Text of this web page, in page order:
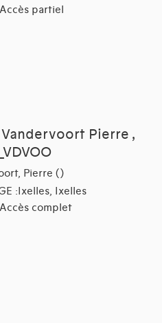
partiel
Pierre ,
Pierre ()
:Ixelles, Ixelles
Accès complet